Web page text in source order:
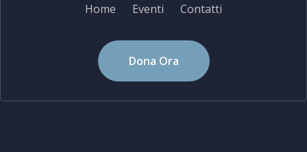
Home Eventi Contatti
Dona Ora